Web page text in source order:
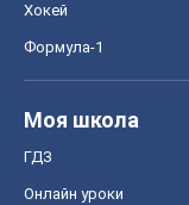
Хокей
Формула-1
Моя школа
ГДЗ
Онлайн уроки